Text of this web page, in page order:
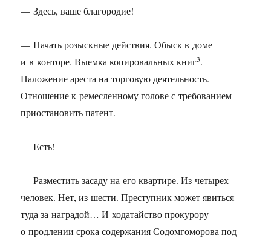
— Здесь, ваше благородие!
— Начать розыскные действия. Обыск в доме
и в конторе. Выемка копировальных книг3.
Наложение ареста на торговую деятельность.
Отношение к ремесленному голове с требованием
приостановить патент.
— Есть!
— Разместить засаду на его квартире. Из четырех
человек. Нет, из шести. Преступник может явиться
туда за наградой… И ходатайство прокурору
о продлении срока содержания Содомгоморова под